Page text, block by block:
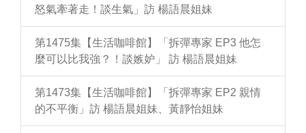
怒氣牽著走！談生氣」訪 楊語晨姐妹
第1475集【生活咖啡館】「拆彈專家 EP3 他怎
麼可以比我強？！談嫉妒」 訪 楊語晨姐妹
第1473集【生活咖啡館】「拆彈專家 EP2 親情
的不平衡」訪 楊語晨姐妹、黃靜怡姐妹